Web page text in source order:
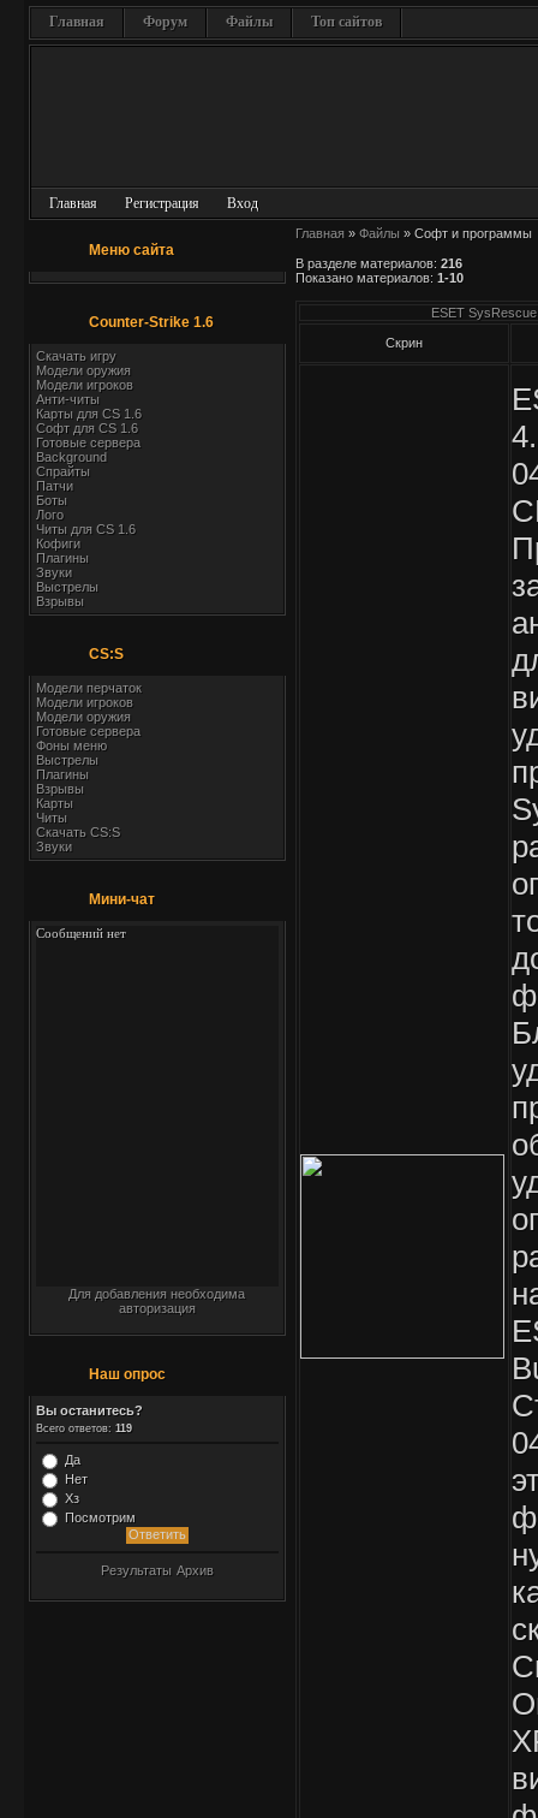
Главная Форум Файлы Топ сайтов
Главная Регистрация Вход
Меню сайта
Counter-Strike 1.6
Скачать игру
Модели оружия
Модели игроков
Анти-читы
Карты для СS 1.6
Софт для CS 1.6
Готовые сервера
Background
Спрайты
Патчи
Боты
Лого
Читы для CS 1.6
Кофиги
Плагины
Звуки
Выстрелы
Взрывы
CS:S
Модели перчаток
Модели игроков
Модели оружия
Готовые сервера
Фоны меню
Выстрелы
Плагины
Взрывы
Карты
Читы
Скачать CS:S
Звуки
Мини-чат
Для добавления необходима
авторизация
Наш опрос
Вы останитесь?
Всего ответов: 119
Да
Нет
Хз
Посмотрим
Результаты Архив
Главная » Файлы » Софт и программы
В разделе материалов: 216
Показано материалов: 1-10
ESET
Скрин